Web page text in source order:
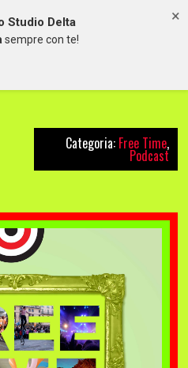
Categoria: Free Time,
Podcast
×
Studio Delta
sempre con te!